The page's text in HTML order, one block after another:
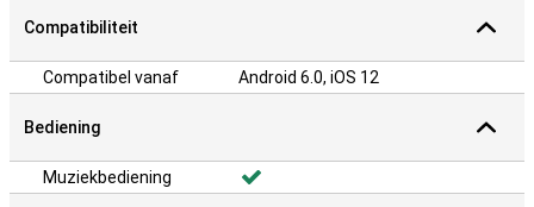
Compatibiliteit
Compatibel vanaf Android 6.0, iOS 12
Bediening
Muziekbediening